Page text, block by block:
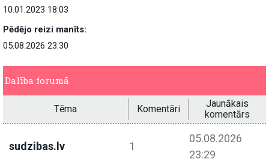
10.01.2023 18:03
Pēdējo reizi manīts:
05.08.2026 23:30
Dalība forumā
Tēma Komentāri
Jaunākais
komentārs
sudzibas.lv 1
05.08.2026
23:29